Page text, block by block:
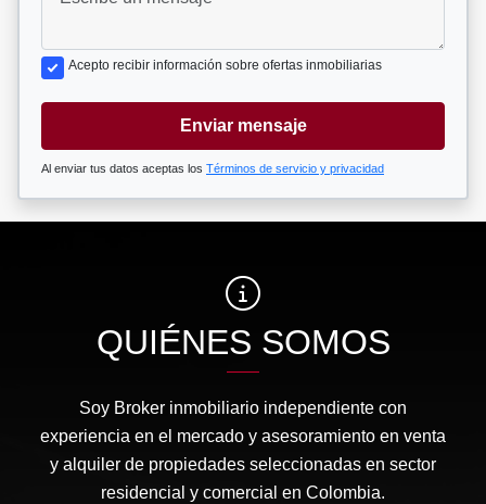
Acepto recibir información sobre ofertas inmobiliarias
Enviar mensaje
Al enviar tus datos aceptas los Términos de servicio y privacidad
QUIÉNES SOMOS
Soy Broker inmobiliario independiente con
experiencia en el mercado y asesoramiento en venta
y alquiler de propiedades seleccionadas en sector
residencial y comercial en Colombia.